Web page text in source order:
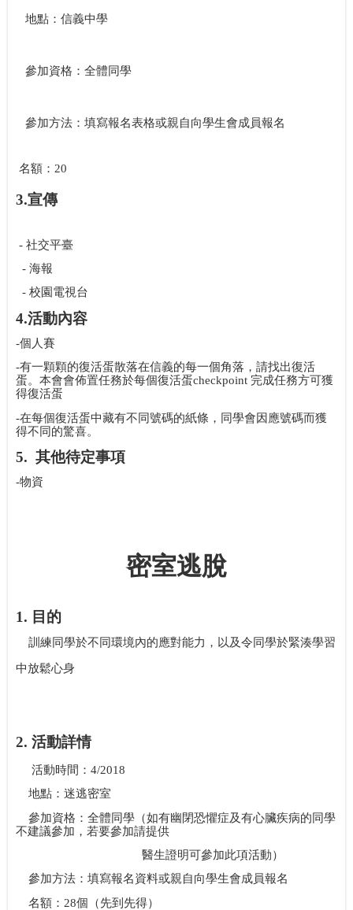
地點：信義中學
參加資格：全體同學
參加方法： 填寫報名表格或親自向學生會成員報名
名額： 20
3.宣傳
- 社交平臺
- 海報
- 校園電視台
4.活動內容
-個人賽
-有一顆顆的復活蛋散落在信義的每一個角落，請找出復活
蛋。本會會佈置任務於每個復活蛋checkpoint 完成任務方可獲
得復活蛋
-在每個復活蛋中藏有不同號碼的紙條，同學會因應號碼而獲
得不同的驚喜。
5. 其他待定事項
-物資
密室逃脫
1. 目的
訓練同學於不同環境內的應對能力，以及令同學於緊湊學習
中放鬆心身
2. 活動詳情
活動時間： 4/2018
地點：迷逃密室
參加資格：全體同學（如有幽閉恐懼症及有心臟疾病的同學
不建議參加，若要參加請提供
醫生證明可參加此項活動）
參加方法： 填寫報名資料或親自向學生會成員報名
名額： 28個（先到先得）